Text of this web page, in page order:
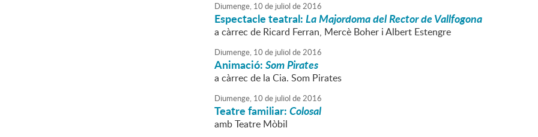
Diumenge, 10 de juliol de2016
Espectacle teatral:La Majordoma del Rector de Vallfogona
a càrrec de Ricard Ferran, Mercè Boher i Albert Estengre
Diumenge, 10 de juliol de2016
Animació:Som Pirates
a càrrec de la Cia. Som Pirates
Diumenge, 10 de juliol de2016
Teatre familiar:Colosal
amb Teatre Mòbil